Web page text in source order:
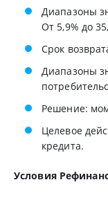
Диапазоны
От 5,9% до
Срок
Диапазоны
Решение:
Целевое
кредита.
Условия